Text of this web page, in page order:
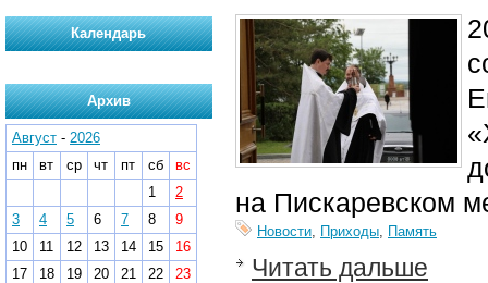
на Пискаревском
Новости, Приходы, Память
Читать дальше
Календарь
Архив
Август - 2026
пн
вт ср чт пт сб
вс
1
2
3
4 5 6 7 8
9
10
11 12 13 14 15
16
17
18 19 20 21 22
23